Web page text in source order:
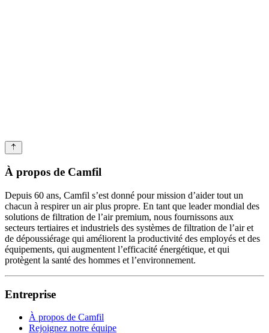
À propos de Camfil
Depuis 60 ans, Camfil s’est donné pour mission d’aider tout un
chacun à respirer un air plus propre. En tant que leader mondial des
solutions de filtration de l’air premium, nous fournissons aux
secteurs tertiaires et industriels des systèmes de filtration de l’air et
de dépoussiérage qui améliorent la productivité des employés et des
équipements, qui augmentent l’efficacité énergétique, et qui
protègent la santé des hommes et l’environnement.
Entreprise
À propos de Camfil
Rejoignez notre équipe